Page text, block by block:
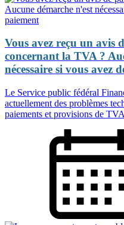
Vous avez reçu un avis
concernant la TVA ?
nécessaire si vous avez
Le Service public fédéral
actuellement des problèmes
paiements et provisions de